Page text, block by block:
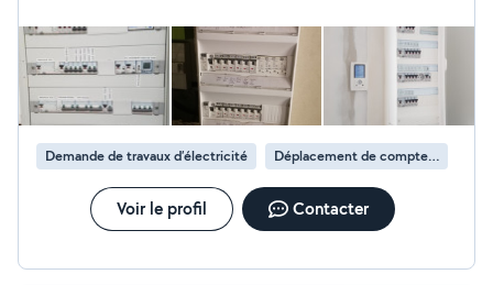
Demande de travaux d’électricité Déplacement de compteur électrique
Voir le profil Contacter